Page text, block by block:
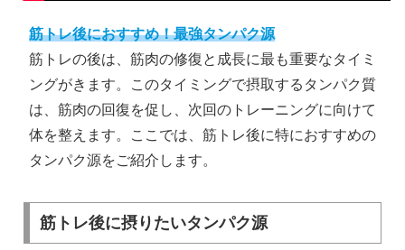
筋トレ後におすすめ！最強タンパク源
筋トレの後は、筋肉の修復と成長に最も重要なタイミ
ングがきます。このタイミングで摂取するタンパク質
は、筋肉の回復を促し、次回のトレーニングに向けて
体を整えます。ここでは、筋トレ後に特におすすめの
タンパク源をご紹介します。
筋トレ後に摂りたいタンパク源